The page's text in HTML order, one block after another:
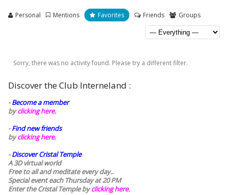
Personal Mentions Favorites Friends Groups
Sorry, there was no activity found. Please try a different filter.
Discover the Club Interneland :
-Become a member
byclicking here.
-Find new friends
byclicking here.
-Discover Cristal Temple
A 3D virtual world
Free to all and meditate every day..
Special event each Thursday at 20 PM
Enter the Cristal Temple byclicking here.